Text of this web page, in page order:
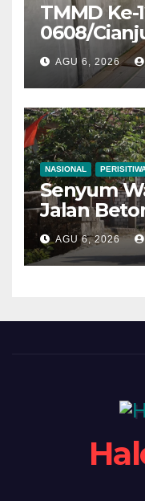
TMMD Ke-
0608/
Lanjutkan
Hunian
Nyaman
AGU 6, 2026
NASIONAL
Senyum
Jalan
Terwujud
AGU 6, 2026